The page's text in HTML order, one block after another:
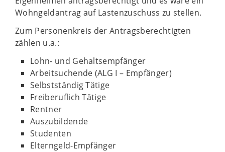
Wohngeldantrag auf Lastenzuschuss zu stellen.
Zum Personenkreis der Antragsberechtigten
zählen u.a.:
Lohn- und Gehaltsempfänger
Arbeitsuchende (ALG I – Empfänger)
Selbstständig Tätige
Freiberuflich Tätige
Rentner
Auszubildende
Studenten
Elterngeld-Empfänger